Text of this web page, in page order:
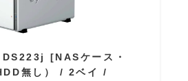
[NASケース・
無し） / 2ベイ /